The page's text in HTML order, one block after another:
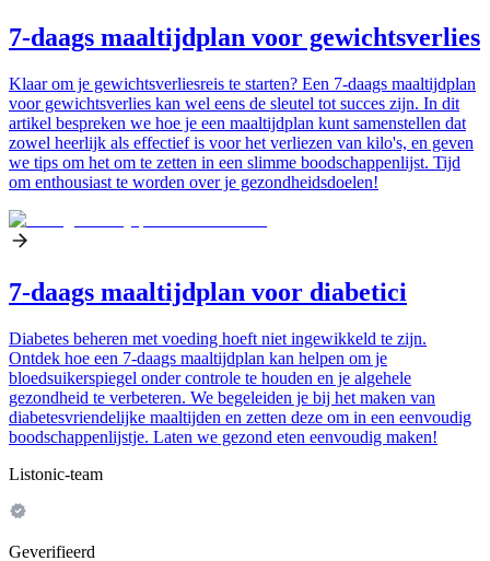
7-daags maaltijdplan voor gewichtsverlies
Klaar om je gewichtsverliesreis te starten? Een 7-daags maaltijdplan
voor gewichtsverlies kan wel eens de sleutel tot succes zijn. In dit
artikel bespreken we hoe je een maaltijdplan kunt samenstellen dat
zowel heerlijk als effectief is voor het verliezen van kilo's, en geven
we tips om het om te zetten in een slimme boodschappenlijst. Tijd
om enthousiast te worden over je gezondheidsdoelen!
7-daags maaltijdplan voor diabetici
Diabetes beheren met voeding hoeft niet ingewikkeld te zijn.
Ontdek hoe een 7-daags maaltijdplan kan helpen om je
bloedsuikerspiegel onder controle te houden en je algehele
gezondheid te verbeteren. We begeleiden je bij het maken van
diabetesvriendelijke maaltijden en zetten deze om in een eenvoudig
boodschappenlijstje. Laten we gezond eten eenvoudig maken!
Listonic-team
Geverifieerd